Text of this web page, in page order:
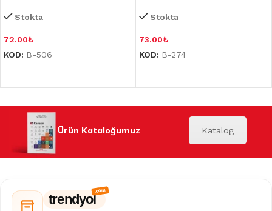
Stokta
72.00₺
KOD: B-506
Stokta
73.00₺
KOD: B-274
Ürün Kataloğumuz Katalog
trendyol